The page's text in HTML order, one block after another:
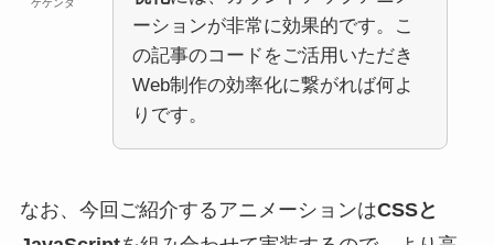
ーションが非常に効果的です。こ
の記事のコードをご活用いただき
Web制作の効率化に繋がれば何よ
りです。
なお、今回ご紹介するアニメーションはCSSと